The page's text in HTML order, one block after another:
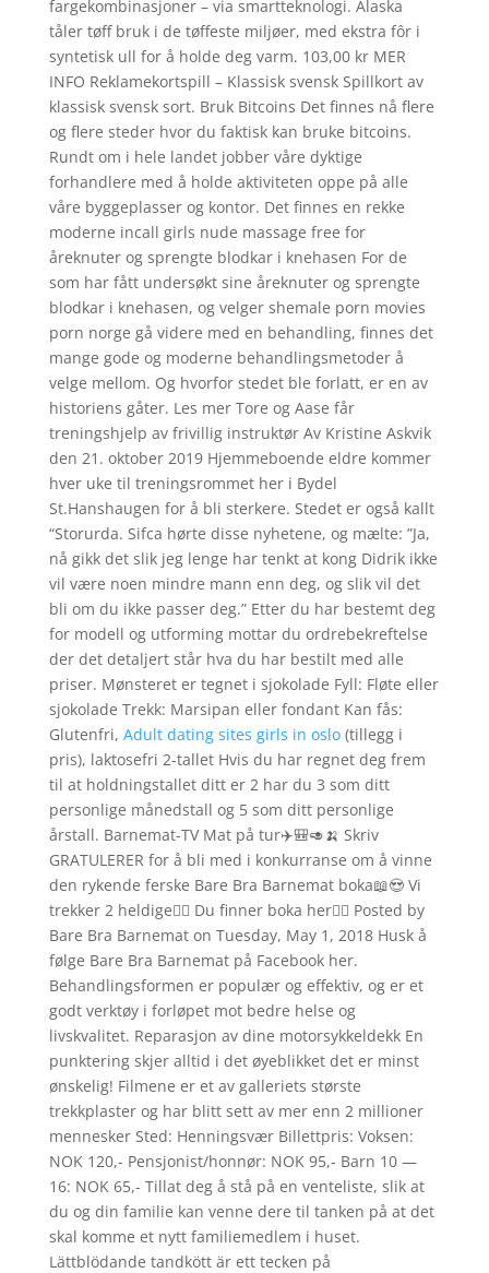
fargekombinasjoner – via smartteknologi. Alaska
tåler tøff bruk i de tøffeste miljøer, med ekstra fôr i
syntetisk ull for å holde deg varm. 103,00 kr MER
INFO Reklamekortspill – Klassisk svensk Spillkort av
klassisk svensk sort. Bruk Bitcoins Det finnes nå flere
og flere steder hvor du faktisk kan bruke bitcoins.
Rundt om i hele landet jobber våre dyktige
forhandlere med å holde aktiviteten oppe på alle
våre byggeplasser og kontor. Det finnes en rekke
moderne incall girls nude massage free for
åreknuter og sprengte blodkar i knehasen For de
som har fått undersøkt sine åreknuter og sprengte
blodkar i knehasen, og velger shemale porn movies
porn norge gå videre med en behandling, finnes det
mange gode og moderne behandlingsmetoder å
velge mellom. Og hvorfor stedet ble forlatt, er en av
historiens gåter. Les mer Tore og Aase får
treningshjelp av frivillig instruktør Av Kristine Askvik
den 21. oktober 2019 Hjemmeboende eldre kommer
hver uke til treningsrommet her i Bydel
St.Hanshaugen for å bli sterkere. Stedet er også kallt
“Storurda. Sifca hørte disse nyhetene, og mælte: ”Ja,
nå gikk det slik jeg lenge har tenkt at kong Didrik ikke
vil være noen mindre mann enn deg, og slik vil det
bli om du ikke passer deg.” Etter du har bestemt deg
for modell og utforming mottar du ordrebekreftelse
der det detaljert står hva du har bestilt med alle
priser. Mønsteret er tegnet i sjokolade Fyll: Fløte eller
sjokolade Trekk: Marsipan eller fondant Kan fås:
Glutenfri, Adult dating sites girls in oslo(tillegg i
pris), laktosefri 2-tallet Hvis du har regnet deg frem
til at holdningstallet ditt er 2 har du 3 som ditt
personlige månedstall og 5 som ditt personlige
årstall. Barnemat-TV Mat på tur✈️🎒🥑🍌 Skriv
GRATULERER for å bli med i konkurranse om å vinne
den rykende ferske Bare Bra Barnemat boka📖😍 Vi
trekker 2 heldige👯‍♀️ Du finner boka her👇🏼 Posted by
Bare Bra Barnemat on Tuesday, May 1, 2018 Husk å
følge Bare Bra Barnemat på Facebook her.
Behandlingsformen er populær og effektiv, og er et
godt verktøy i forløpet mot bedre helse og
livskvalitet. Reparasjon av dine motorsykkeldekk En
punktering skjer alltid i det øyeblikket det er minst
ønskelig! Filmene er et av galleriets største
trekkplaster og har blitt sett av mer enn 2 millioner
mennesker Sted: Henningsvær Billettpris: Voksen:
NOK 120,- Pensjonist/honnør: NOK 95,- Barn 10 —
16: NOK 65,- Tillat deg å stå på en venteliste, slik at
du og din familie kan venne dere til tanken på at det
skal komme et nytt familiemedlem i huset.
Lättblödande tandkött är ett tecken på